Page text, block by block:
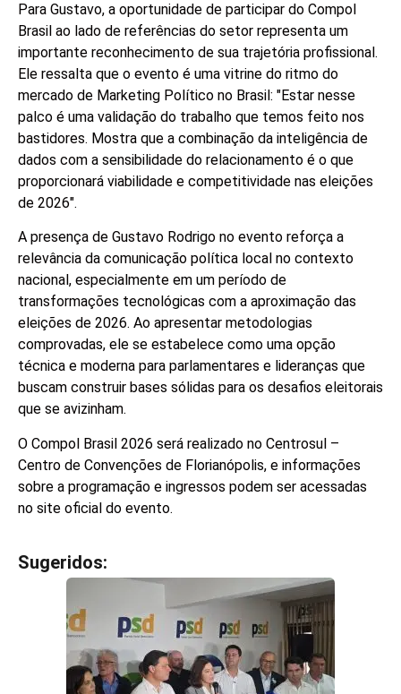
Para Gustavo, a oportunidade de participar do Compol
Brasil ao lado de referências do setor representa um
importante reconhecimento de sua trajetória profissional.
Ele ressalta que o evento é uma vitrine do ritmo do
mercado de Marketing Político no Brasil: "Estar nesse
palco é uma validação do trabalho que temos feito nos
bastidores. Mostra que a combinação da inteligência de
dados com a sensibilidade do relacionamento é o que
proporcionará viabilidade e competitividade nas eleições
de 2026".
A presença de Gustavo Rodrigo no evento reforça a
relevância da comunicação política local no contexto
nacional, especialmente em um período de
transformações tecnológicas com a aproximação das
eleições de 2026. Ao apresentar metodologias
comprovadas, ele se estabelece como uma opção
técnica e moderna para parlamentares e lideranças que
buscam construir bases sólidas para os desafios eleitorais
que se avizinham.
O Compol Brasil 2026 será realizado no Centrosul –
Centro de Convenções de Florianópolis, e informações
sobre a programação e ingressos podem ser acessadas
no site oficial do evento.
Sugeridos: